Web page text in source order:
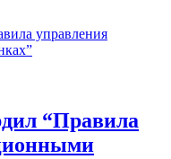
“Правила